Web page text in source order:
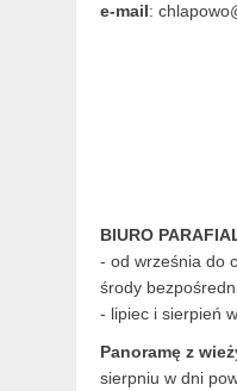
e-mail:
BIURO
- od września do
środy
- lipiec i sierpień
Panoramę z
sierpniu w dni